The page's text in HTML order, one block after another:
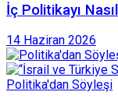
İç Politikayı
14 Haziran 2026
Politika'dan Söyleşi